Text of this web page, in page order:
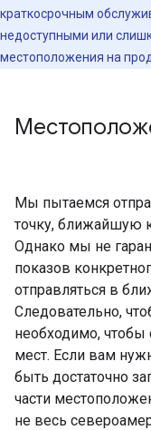
краткосрочным
недоступными или
местоположения на
Мы пытаемся
точку, ближайшую
Однако мы не
показов
отправляться в
Следовательно,
необходимо,
мест. Если вам
быть достаточно
части
не весь